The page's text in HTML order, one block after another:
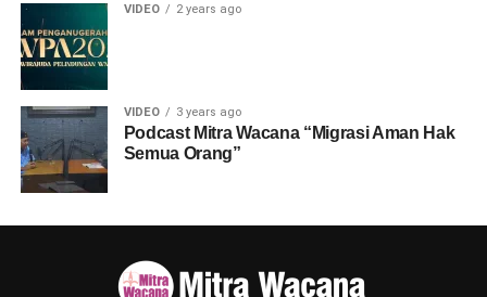
VIDEO 2 years ago
VIDEO 3 years ago
Podcast Mitra Wacana “Migrasi Aman Hak
Semua Orang”